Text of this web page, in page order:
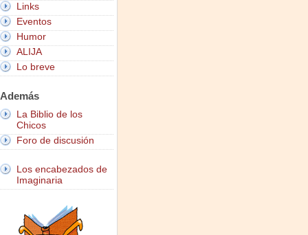
Links
Eventos
Humor
ALIJA
Lo breve
Además
La Biblio de los
Chicos
Foro de discusión
Los encabezados de
Imaginaria